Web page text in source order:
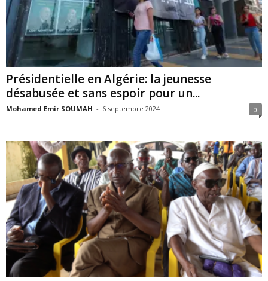
Présidentielle en Algérie: la jeunesse
désabusée et sans espoir pour un...
Mohamed Emir SOUMAH - 6 septembre 2024 0